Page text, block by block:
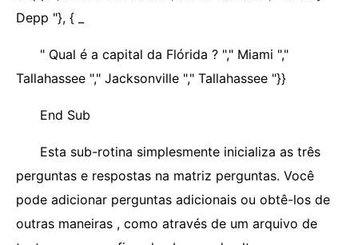
Depp "}, { _
" Qual é a capital da Flórida ? "," Miami ","
Tallahassee "," Jacksonville "," Tallahassee "}}
End Sub
Esta sub-rotina simplesmente inicializa as três
perguntas e respostas na matriz perguntas. Você
pode adicionar perguntas adicionais ou obtê-los de
outras maneiras , como através de um arquivo de